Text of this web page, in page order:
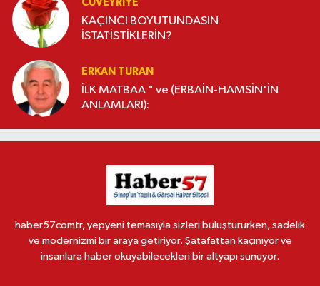
CÜVEYRIYE
KAÇINCI BOYUTUNDASIN
İSTATİSTİKLERİN?
ERKAN TURAN
İLK MATBAA " ve (ERBAİN-HAMSİN'İN
ANLAMLARI):
haber57comtr, yepyeni temasıyla sizleri buluştururken, sadelik
ve modernizmi bir araya getiriyor. Şatafattan kaçınıyor ve
insanlara haber okuyabilecekleri bir altyapı sunuyor.